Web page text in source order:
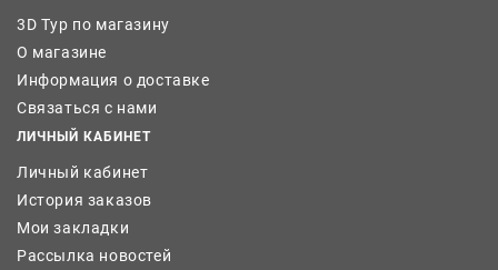
3D Тур по магазину
О магазине
Информация о доставке
Связаться с нами
ЛИЧНЫЙ КАБИНЕТ
Личный кабинет
История заказов
Мои закладки
Рассылка новостей